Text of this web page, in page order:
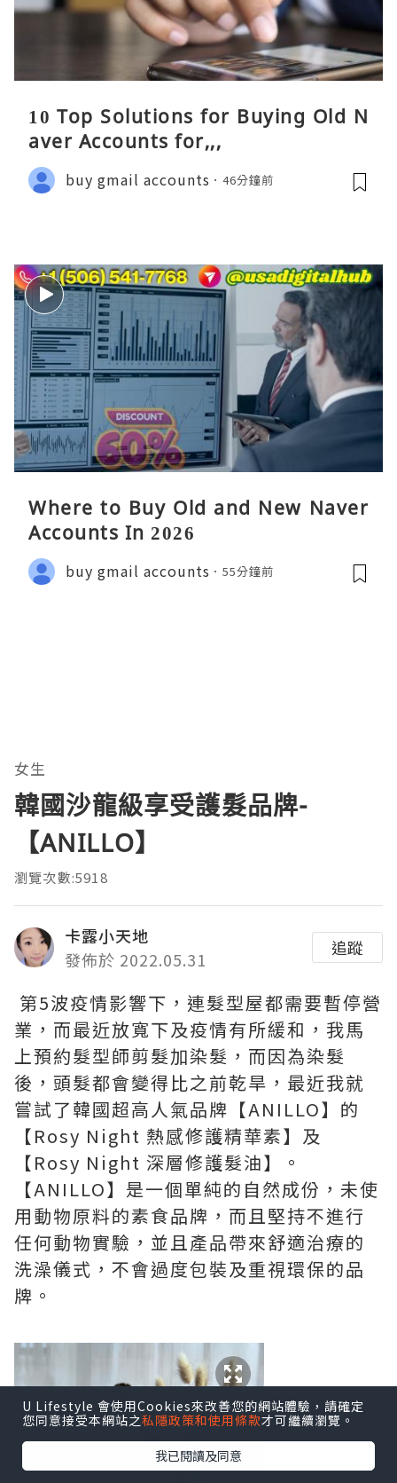
10 Top Solutions for Buying Old N
aver Accounts for,,,
buy gmail accounts 46分鐘前
Where to Buy Old and New Naver
Accounts In 2026
buy gmail accounts 55分鐘前
女生
韓國沙龍級享受護髮品牌-
【ANILLO】
瀏覽次數:5918
卡露小天地
發佈於 2022.05.31
追蹤
第5波疫情影響下，連髮型屋都需要暫停營
業，而最近放寬下及疫情有所緩和，我馬
上預約髮型師剪髮加染髮，而因為染髮
後，頭髮都會變得比之前乾旱，最近我就
嘗試了韓國超高人氣品牌【ANILLO】的
【Rosy Night 熱感修護精華素】及
【Rosy Night 深層修護髮油】。
【ANILLO】是一個單純的自然成份，未使
用動物原料的素食品牌，而且堅持不進行
任何動物實驗，並且產品帶來舒適治療的
洗澡儀式，不會過度包裝及重視環保的品
牌。
U Lifestyle 會使用Cookies來改善您的網站體驗，請確定
您同意接受本網站之私隱政策和使用條款才可繼續瀏覽。
我已閱讀及同意